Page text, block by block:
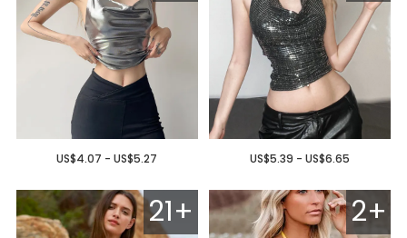
US$4.07 - US$5.27 US$5.39 - US$6.65
21+ 2+